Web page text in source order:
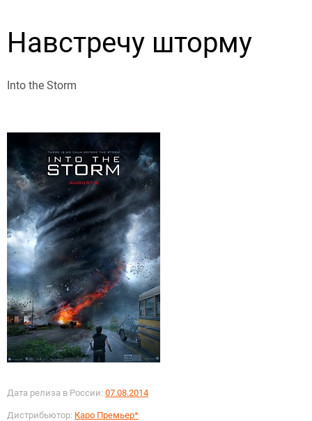
Навстречу шторму
Into the Storm
Дата релиза в России: 07.08.2014
Дистрибьютор: Каро Премьер*